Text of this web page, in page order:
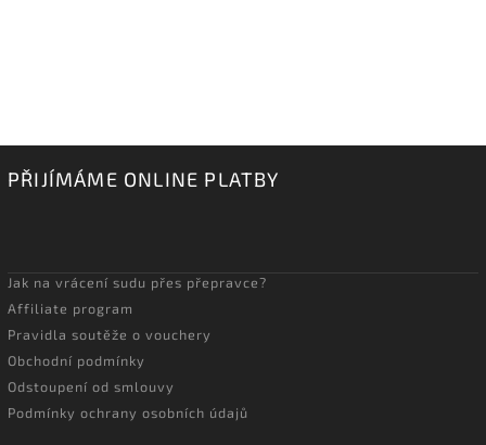
PŘIJÍMÁME ONLINE PLATBY
Jak na vrácení sudu přes přepravce?
Affiliate program
Pravidla soutěže o vouchery
Obchodní podmínky
Odstoupení od smlouvy
Podmínky ochrany osobních údajů